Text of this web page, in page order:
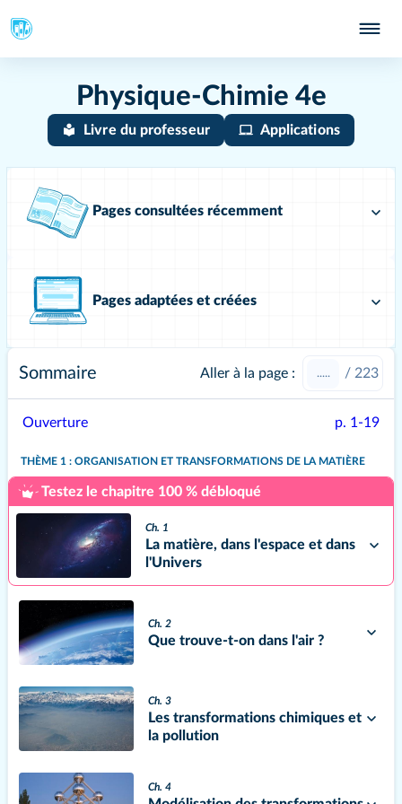
Physique-Chimie 4e
Livre du professeur Applications
Pages consultées récemment
Pages adaptées et créées
Sommaire Aller à la page : / 223
Ouverture p. 1-19
THÈME 1 : ORGANISATION ET TRANSFORMATIONS DE LA MATIÈRE
Testez le chapitre 100 % débloqué
Ch. 1
La matière, dans l'espace et dans
l'Univers
Ch. 2
Que trouve-t-on dans l'air ?
Ch. 3
Les transformations chimiques et
la pollution
Ch. 4